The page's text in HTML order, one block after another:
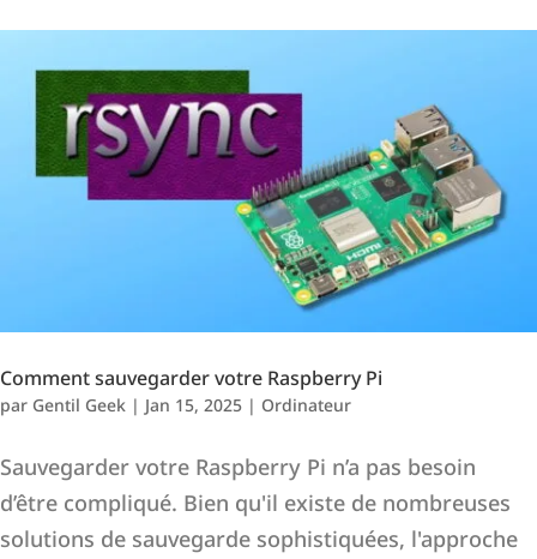
Comment sauvegarder votre Raspberry Pi
par Gentil Geek | Jan 15, 2025 | Ordinateur
Sauvegarder votre Raspberry Pi n’a pas besoin
d’être compliqué. Bien qu'il existe de nombreuses
solutions de sauvegarde sophistiquées, l'approche